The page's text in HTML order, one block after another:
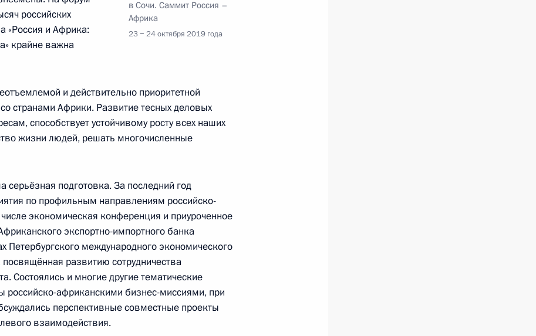
Бухари
Уганда Йовери Кагутой
Республики Конго
6
организаций Африки 7
в Сочи. Саммит Россия –
Африка
23 − 24 октября 2019 года
российских
«Россия и Африка:
крайне важна
и действительно приоритетной
странами Африки. Развитие тесных деловых
способствует устойчивому росту всех наших
жизни людей, решать многочисленные
подготовка. За последний год
по профильным направлениям российско-
экономическая конференция и приуроченное
экспортно-импортного банка
Петербургского международного экономического
развитию сотрудничества
Состоялись и многие другие тематические
африканскими бизнес-миссиями, при
перспективные совместные проекты
взаимодействия.